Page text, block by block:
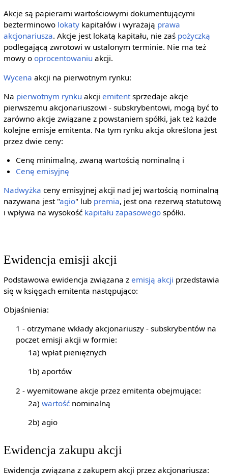
Akcje są papierami wartościowymi dokumentującymi
bezterminowo lokatykapitałów i wyrażają prawa
akcjonariusza. Akcje jest lokatą kapitału, nie zaś pożyczką
podlegającą zwrotowi w ustalonym terminie. Nie ma też
mowy o oprocentowaniu akcji.
Wycena akcji na pierwotnym rynku:
Na pierwotnym rynku akcji emitentsprzedaje akcje
pierwszemu akcjonariuszowi - subskrybentowi, mogą być to
zarówno akcje związane z powstaniem spółki, jak też każde
kolejne emisje emitenta. Na tym rynku akcja określona jest
przez dwie ceny:
Cenę minimalną, zwaną wartością nominalną i
Cenę emisyjnę
Nadwyżka ceny emisyjnej akcji nad jej wartością nominalną
nazywana jest "agio" lub premia, jest ona rezerwą statutową
i wpływa na wysokość kapitału zapasowegospółki.
Ewidencja emisji akcji
Podstawowa ewidencja związana z emisją akcji przedstawia
się w księgach emitenta następująco:
Objaśnienia:
1 - otrzymane wkłady akcjonariuszy - subskrybentów na
poczet emisji akcji w formie:
1a) wpłat pieniężnych
1b) aportów
2 - wyemitowane akcje przez emitenta obejmujące:
2a)wartość nominalną
2b) agio
Ewidencja zakupu akcji
Ewidencja związana z zakupem akcji przez akcjonariusza: